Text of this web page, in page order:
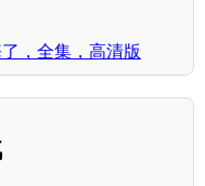
，全集，高清版